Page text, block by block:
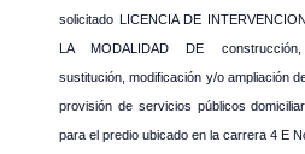
solicitado LICENCIA DE
LA MODALIDAD DE
sustitución, modificación y/o ampliación
provisión de servicios públicos
para el predio ubicado en la carrera 4 E